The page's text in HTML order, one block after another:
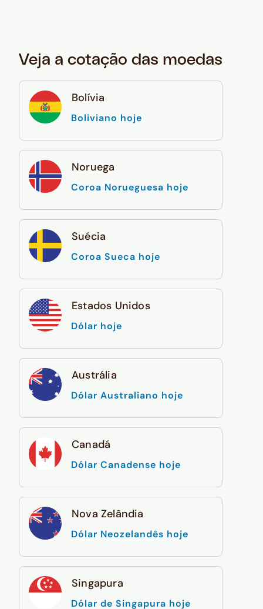
Veja a cotação das moedas
Bolívia
Boliviano hoje
Noruega
Coroa Norueguesa hoje
Suécia
Coroa Sueca hoje
Estados Unidos
Dólar hoje
Austrália
Dólar Australiano hoje
Canadá
Dólar Canadense hoje
Nova Zelândia
Dólar Neozelandês hoje
Singapura
Dólar de Singapura hoje